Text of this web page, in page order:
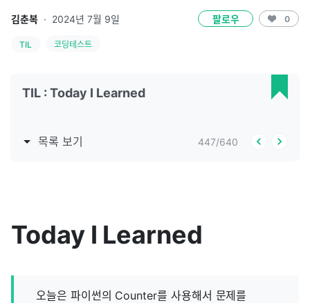
김춘복 · 2024년 7월 9일 팔로우 0
TIL 코딩테스트
TIL : Today I Learned
목록 보기 447/640
Today I Learned
오늘은 파이썬의 Counter를 사용해서 문제를